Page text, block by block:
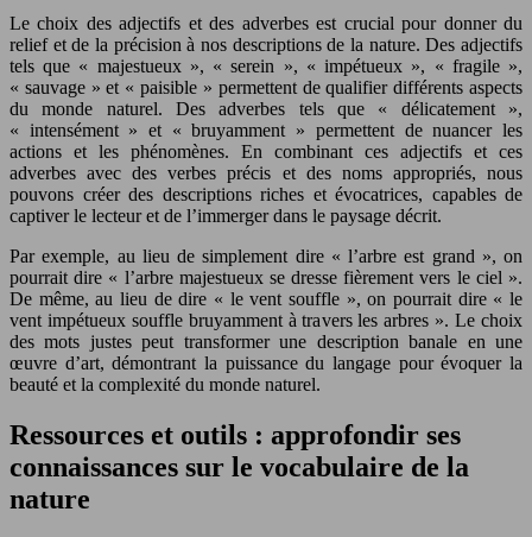
Le choix des adjectifs et des adverbes est crucial pour donner du
relief et de la précision à nos descriptions de la nature. Des adjectifs
tels que « majestueux », « serein », « impétueux », « fragile »,
« sauvage » et « paisible » permettent de qualifier différents aspects
du monde naturel. Des adverbes tels que « délicatement »,
« intensément » et « bruyamment » permettent de nuancer les
actions et les phénomènes. En combinant ces adjectifs et ces
adverbes avec des verbes précis et des noms appropriés, nous
pouvons créer des descriptions riches et évocatrices, capables de
captiver le lecteur et de l’immerger dans le paysage décrit.
Par exemple, au lieu de simplement dire « l’arbre est grand », on
pourrait dire « l’arbre majestueux se dresse fièrement vers le ciel ».
De même, au lieu de dire « le vent souffle », on pourrait dire « le
vent impétueux souffle bruyamment à travers les arbres ». Le choix
des mots justes peut transformer une description banale en une
œuvre d’art, démontrant la puissance du langage pour évoquer la
beauté et la complexité du monde naturel.
Ressources et outils : approfondir ses
connaissances sur le vocabulaire de la
nature